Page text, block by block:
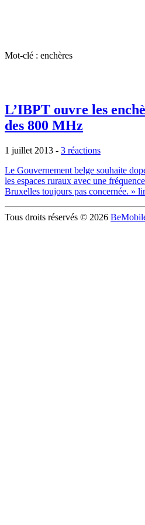
Mot-clé : enchères
L’IBPT ouvre les
des 800 MHz
1 juillet 2013 - 3 réactions
Le Gouvernement belge souhaite
les espaces ruraux avec une
Bruxelles toujours pas concernée. »
Tous droits réservés © 2026